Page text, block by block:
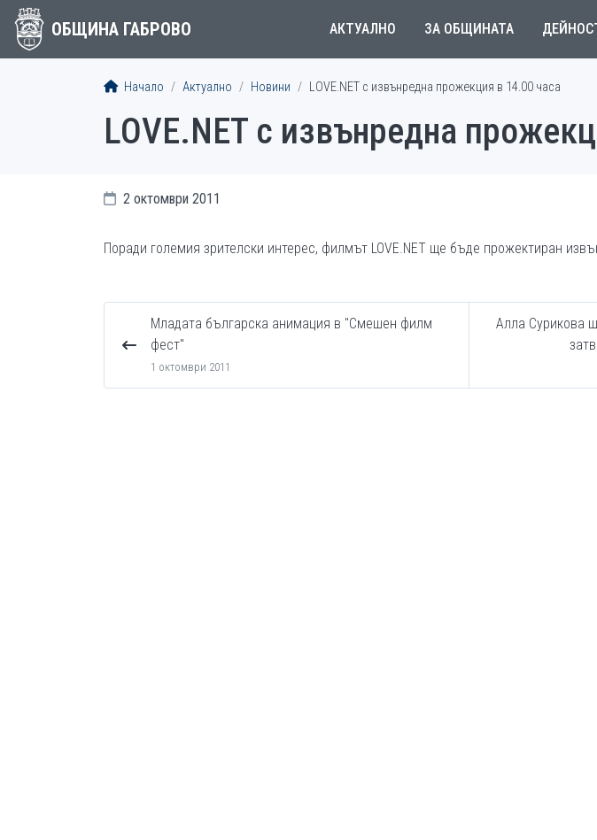
ОБЩИНА ГАБРОВО АКТУАЛНО ЗА ОБЩИНАТА
Начало Актуално Новини LOVE.NET с извънредна прожекция в 14.00 часа
LOVE.NET с извънредна
2 октомври 2011
Поради големия зрителски интерес, филмът LOVE.NET ще бъде прожектиран
Младата българска анимация в "Смешен филм
фест"
1 октомври 2011
Алла Сурикова